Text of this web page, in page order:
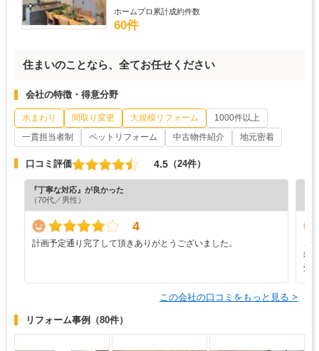
ホームプロ累計成約件数
60件
住まいのことなら、全てお任せください
会社の特徴・得意分野
水まわり 間取り変更 大規模リフォーム
1000件以上
一貫担当者制
ペットリフォーム 中古物件紹介 地元密着
口コミ評価 4.5 （24件）
『丁寧な対応』が良かった
（70代／男性）
4
計画予定通り完了して頂きありがとうございました。
独
受
この会社の口コミをもっと見る >
リフォーム事例 （80件）